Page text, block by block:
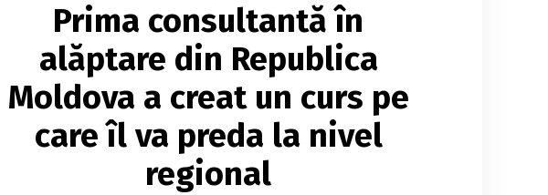
Prima consultantă în
alăptare din Republica
Moldova a creat un curs pe
care îl va preda la nivel
regional